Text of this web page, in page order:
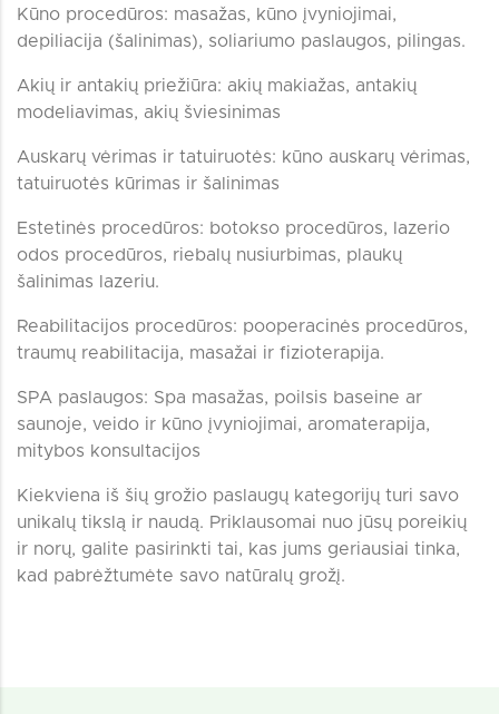
Kūno procedūros: masažas, kūno įvyniojimai,
depiliacija (šalinimas), soliariumo paslaugos, pilingas.
Akių ir antakių priežiūra: akių makiažas, antakių
modeliavimas, akių šviesinimas
Auskarų vėrimas ir tatuiruotės: kūno auskarų vėrimas,
tatuiruotės kūrimas ir šalinimas
Estetinės procedūros: botokso procedūros, lazerio
odos procedūros, riebalų nusiurbimas, plaukų
šalinimas lazeriu.
Reabilitacijos procedūros: pooperacinės procedūros,
traumų reabilitacija, masažai ir fizioterapija.
SPA paslaugos: Spa masažas, poilsis baseine ar
saunoje, veido ir kūno įvyniojimai, aromaterapija,
mitybos konsultacijos
Kiekviena iš šių grožio paslaugų kategorijų turi savo
unikalų tikslą ir naudą. Priklausomai nuo jūsų poreikių
ir norų, galite pasirinkti tai, kas jums geriausiai tinka,
kad pabrėžtumėte savo natūralų grožį.